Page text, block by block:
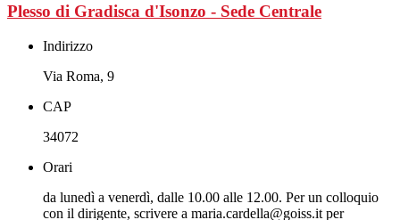
Plesso di Gradisca d'Isonzo - Sede Centrale
Indirizzo
Via Roma, 9
CAP
34072
Orari
da lunedì a venerdì, dalle 10.00 alle 12.00. Per un colloquio
con il dirigente, scrivere a maria.cardella@goiss.it per